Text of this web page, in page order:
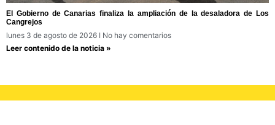
El Gobierno de Canarias finaliza la ampliación de la desaladora de Los
Cangrejos
lunes 3 de agosto de 2026
No hay comentarios
Leer contenido de la noticia »